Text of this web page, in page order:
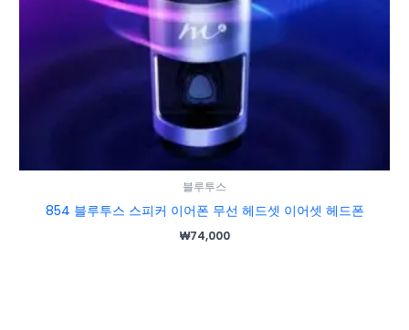
블루투스
854 블루투스 스피커 이어폰 무선 헤드셋 이어셋 헤드폰
₩74,000